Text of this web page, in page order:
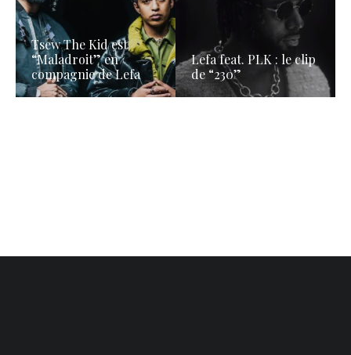
Tsew The Kid est
“Maladroit” en
compagnie de Lefa
Lefa feat. PLK : le clip
de “230”